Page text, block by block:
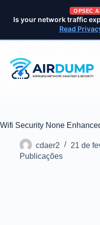
OPSEC
Is your network traffic
Read
Wifi Security None
cdaer2
21 de
Publicações